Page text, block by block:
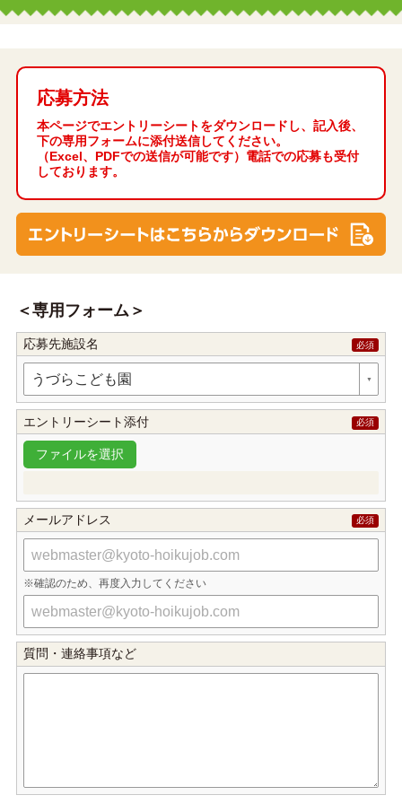
応募方法
本ページでエントリーシートをダウンロードし、記入後、
下の専用フォームに添付送信してください。
（Excel、PDFでの送信が可能です）電話での応募も受付
しております。
専用フォーム
応募先施設名
エントリーシート添付
メールアドレス
確認のため、再度入力してください
質問・連絡事項など